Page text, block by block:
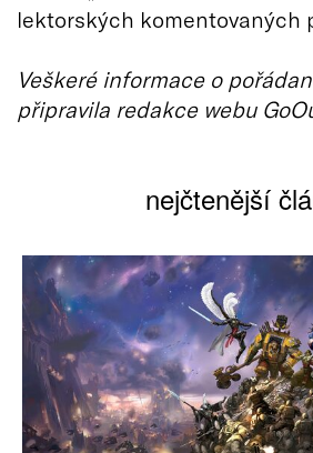
lektorských komentovaných
Veškeré informace o
připravila redakce webu
nejčtenější